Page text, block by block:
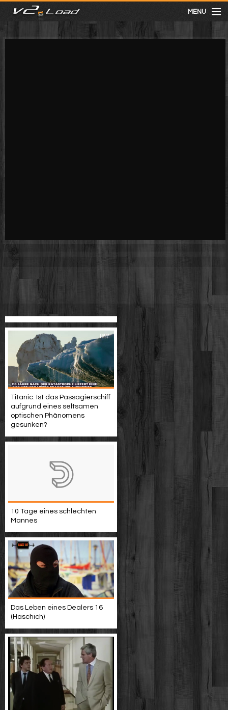
MENU
meist gesehen
Titanic: Ist das Passagierschiff
aufgrund eines seltsamen
optischen Phänomens
gesunken?
10 Tage eines schlechten
Mannes
Das Leben eines Dealers 16
(Haschich)